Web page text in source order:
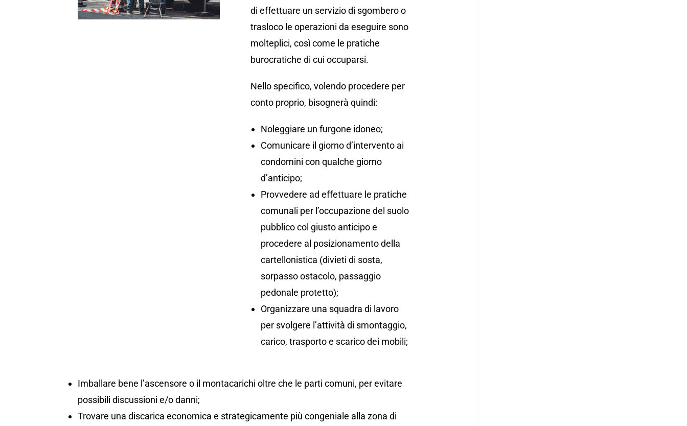
di effettuare un servizio di sgombero o
trasloco le operazioni da eseguire sono
molteplici, così come le pratiche
burocratiche di cui occuparsi.
Nello specifico, volendo procedere per
conto proprio, bisognerà quindi:
Noleggiare un furgone idoneo;
Comunicare il giorno d’intervento ai
condomini con qualche giorno
d’anticipo;
Provvedere ad effettuare le pratiche
comunali per l’occupazione del suolo
pubblico col giusto anticipo e
procedere al posizionamento della
cartellonistica (divieti di sosta,
sorpasso ostacolo, passaggio
pedonale protetto);
Organizzare una squadra di lavoro
per svolgere l’attività di smontaggio,
carico, trasporto e scarico dei mobili;
Imballare bene l’ascensore o il montacarichi oltre che le parti comuni, per evitare
possibili discussioni e/o danni;
Trovare una discarica economica e strategicamente più congeniale alla zona di